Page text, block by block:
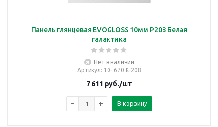
Панель глянцевая EVOGLOSS 10мм P208 Белая
галактика
Нет в наличии
Артикул: 10- 670 К-208
7 611 руб./шт
В корзину